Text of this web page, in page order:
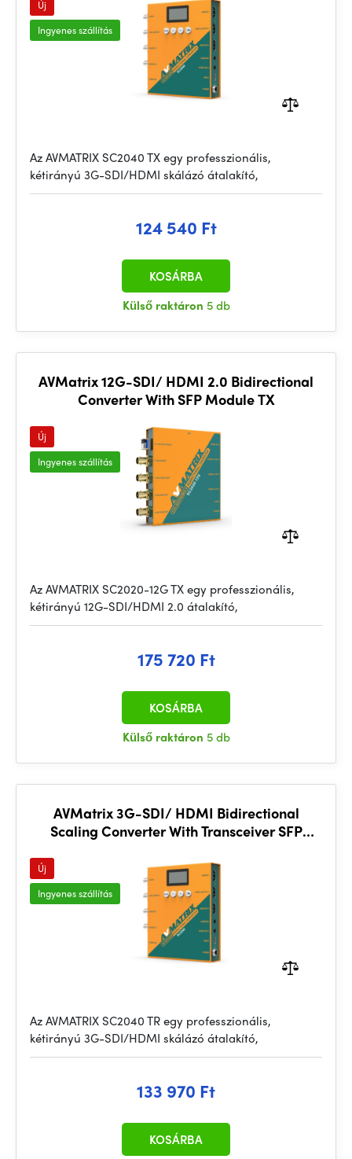
Új
Ingyenes szállítás
Az AVMATRIX SC2040 TX egy professzionális,
kétirányú 3G-SDI/HDMI skálázó átalakító,
124 540 Ft
Külső raktáron 5 db
KOSÁRBA
AVMatrix 12G-SDI/ HDMI 2.0 Bidirectional
Converter With SFP Module TX
Új
Ingyenes szállítás
Az AVMATRIX SC2020-12G TX egy professzionális,
kétirányú 12G-SDI/HDMI 2.0 átalakító,
175 720 Ft
Külső raktáron 5 db
KOSÁRBA
AVMatrix 3G-SDI/ HDMI Bidirectional
Scaling Converter With Transceiver SFP
Új
Ingyenes szállítás
Az AVMATRIX SC2040 TR egy professzionális,
kétirányú 3G-SDI/HDMI skálázó átalakító,
133 970 Ft
KOSÁRBA